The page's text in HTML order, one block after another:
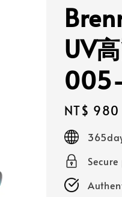
UV
Regular
price
NT$ 980